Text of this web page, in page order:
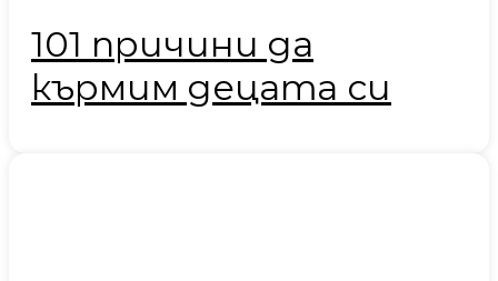
101 причини да
кърмим децата си